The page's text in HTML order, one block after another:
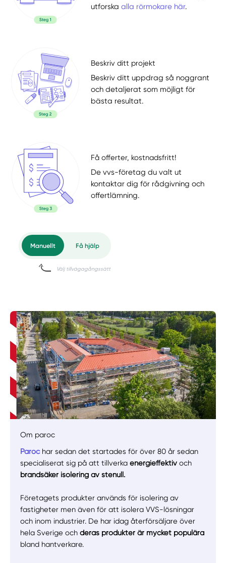
utforskaalla rörmokare här.
Beskriv ditt projekt
Beskriv ditt uppdrag så noggrant
och detaljerat som möjligt för
bästa resultat.
Få offerter, kostnadsfritt!
De vvs-företag du valt ut
kontaktar dig för rådgivning och
offertlämning.
Manuellt Få hjälp
Välj tillvägagångssätt
Om paroc
Paroc har sedan det startades för över 80 år sedan
specialiserat sig på att tillverkaenergieffektiv och
brandsäker isolering av stenull.
Företagets produkter används för isolering av
fastigheter men även för att isolera VVS-lösningar
och inom industrier. De har idag återförsäljare över
hela Sverige ochderas produkter är mycket populära
bland hantverkare.